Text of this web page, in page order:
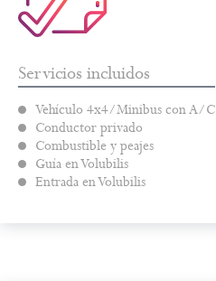
Servicios incluidos
Vehículo 4x4/Minibus con A/C
Conductor privado
Combustible y peajes
Guía en Volubilis
Entrada en Volubilis